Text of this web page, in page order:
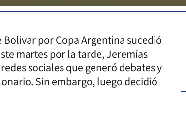
por Copa Argentina sucedió
martes por la tarde, Jeremías
sociales que generó debates y
Sin embargo, luego decidió